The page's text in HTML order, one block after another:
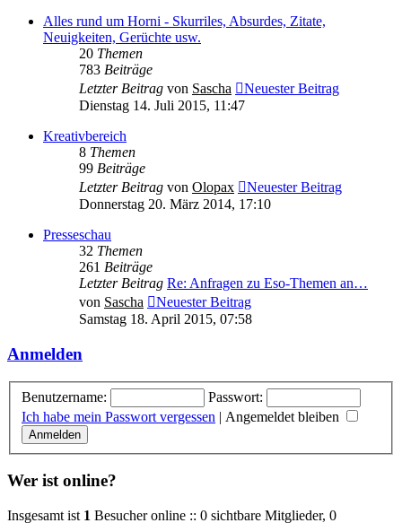
Alles rund um Horni - Skurriles, Absurdes, Zitate,
Neuigkeiten, Gerüchte usw.
20 Themen
783 Beiträge
Letzter Beitrag von Sascha
Neuester Beitrag
Dienstag 14. Juli 2015, 11:47
Kreativbereich
8 Themen
99 Beiträge
Letzter Beitrag von Olopax
Neuester Beitrag
Donnerstag 20. März 2014, 17:10
Presseschau
32 Themen
261 Beiträge
Letzter Beitrag Re: Anfragen zu Eso-Themen an…
von Sascha
Neuester Beitrag
Samstag 18. April 2015, 07:58
Anmelden
Benutzername:
Passwort:
Ich habe mein Passwort vergessen | Angemeldet bleiben
Wer ist online?
Insgesamt ist 1 Besucher online :: 0 sichtbare Mitglieder, 0